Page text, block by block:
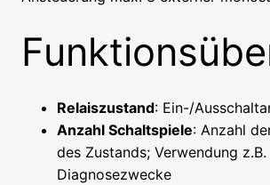
Relaiszustand: Ein-/
Anzahl Schaltspiele: Anzahl
des Zustands; Verwendung
Diagnosezwecke